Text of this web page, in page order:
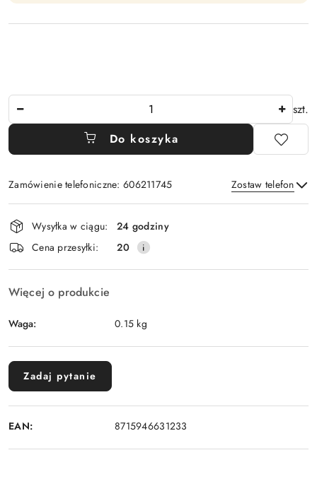
szt.
Do koszyka
Zamówienie telefoniczne: 606211745 Zostaw telefon
Wyślij
Dostępność
i
dostawa
Wysyłka w ciągu:
24 godziny
Cena przesyłki:
20
Więcej o produkcie
Waga: 0.15 kg
Zadaj pytanie
EAN: 8715946631233